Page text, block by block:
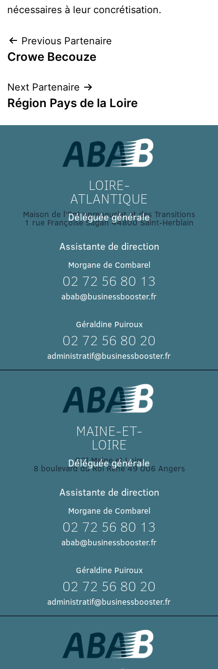
nécessaires à leur concrétisation.
Previous Partenaire
Crowe Becouze
Next Partenaire
Région Pays de la Loire
LOIRE-
ATLANTIQUE
Maison de l’Entrepreneuriat et des Transitions
1 rue Françoise Sagan 44800 Saint-Herblain
Déléguée générale
Assistante de direction
Morgane de Combarel
02 72 56 80 13
abab@businessbooster.fr
Géraldine Puiroux
02 72 56 80 20
administratif@businessbooster.fr
MAINE-ET-
LOIRE
CCI Maine et Loire
8 boulevard du Roi René 49 006 Angers​
Déléguée générale
Assistante de direction
Morgane de Combarel
02 72 56 80 13
abab@businessbooster.fr
Géraldine Puiroux
02 72 56 80 20
administratif@businessbooster.fr